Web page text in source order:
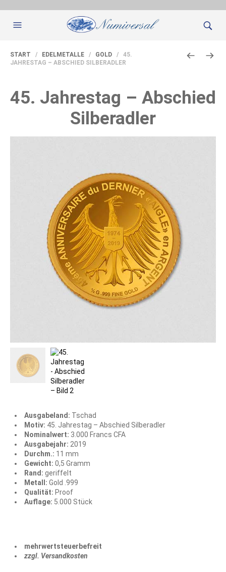
START / EDELMETALLE / GOLD / 45.
JAHRESTAG – ABSCHIED SILBERADLER
45. Jahrestag – Abschied
Silberadler
Ausgabeland: Tschad
Motiv: 45. Jahrestag – Abschied Silberadler
Nominalwert: 3.000 Francs CFA
Ausgabejahr: 2019
Durchm.: 11 mm
Gewicht: 0,5 Gramm
Rand: geriffelt
Metall: Gold .999
Qualität: Proof
Auflage: 5.000 Stück
mehrwertsteuerbefreit
zzgl. Versandkosten